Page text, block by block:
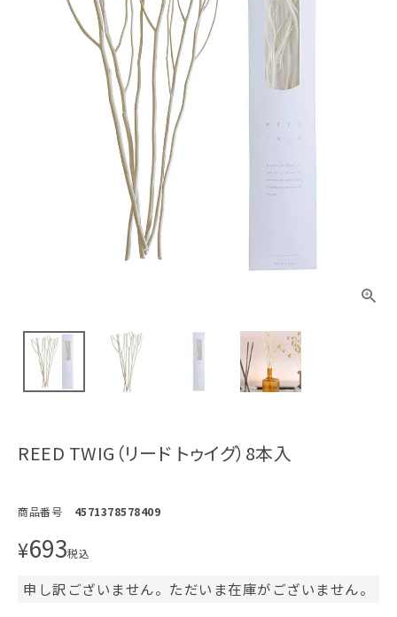
REED TWIG（リード トゥイグ）8本入
商品番号 4571378578409
¥693税込
申し訳ございません。ただいま在庫がございません。